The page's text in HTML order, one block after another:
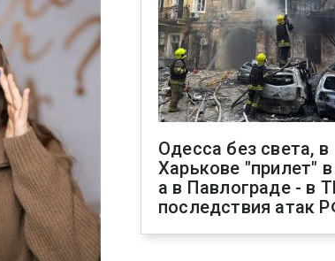
Одесса без света, в
Харькове "прилет"
а в Павлограде - в
последствия атак